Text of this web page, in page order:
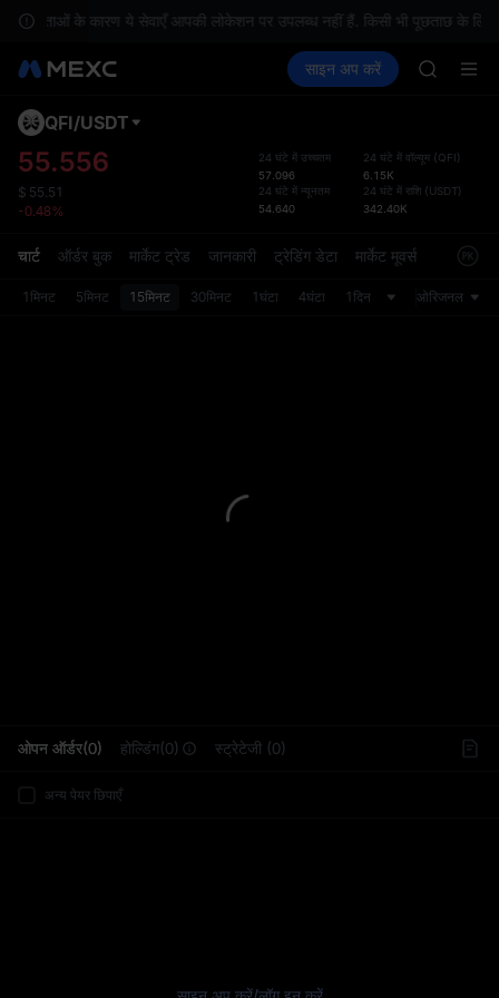
के कारण ये सेवाएँ आपकी लोकेशन पर उपलब्ध नहीं हैं. किसी भी पूछताछ के लिए,
स्पॉट फ़्यूचर्स SPCX कमाएँ
साइन अप करें
SPCX
SPCX
को
QFI/USDT
55.556
$ 55.51
-0.48%
24 घंटे में उच्चतम
57.096
24 घंटे में न्यूनतम
54.640
24 घंटे में वॉल्यूम (QFI)
6.15K
24 घंटे में राशि (USDT)
342.40K
चार्ट ऑर्डर बुक मार्केट ट्रेड जानकारी ट्रेडिंग डेटा मार्केट मूवर्स
1मिनट 5मिनट 15मिनट 30मिनट 1घंटा 4घंटा 1दिन ओरिजनल
ओपन ऑर्डर(0) होल्डिंग(0) स्ट्रेटेजी (0)
अन्य पेयर छिपाएँ